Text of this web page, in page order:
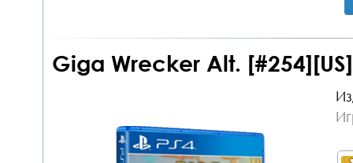
Giga Wrecker Alt.